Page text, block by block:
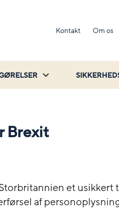
Kontakt Om os
Brexit
et usikkert
af